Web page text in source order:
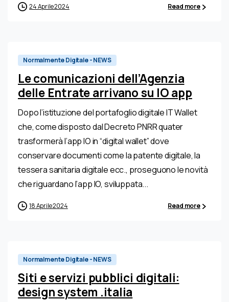
24 Aprile 2024 Read more
Normalmente Digitale - NEWS
Le comunicazioni dell’Agenzia
delle Entrate arrivano su IO app
Dopo l’istituzione del portafoglio digitale IT Wallet
che, come disposto dal Decreto PNRR quater
trasformerà l’app IO in “digital wallet” dove
conservare documenti come la patente digitale, la
tessera sanitaria digitale ecc., proseguono le novità
che riguardano l’app IO, sviluppata...
18 Aprile 2024 Read more
Normalmente Digitale - NEWS
Siti e servizi pubblici digitali:
design system .italia